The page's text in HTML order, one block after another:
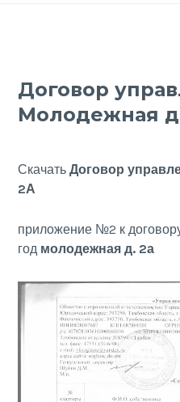
Договор
Молодежная
СкачатьДоговор
2А
приложение №2 к
год молодежная д. 2а